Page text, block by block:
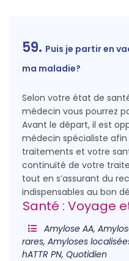
59. Puis je partir en
ma maladie?
Selon votre état de
médecin vous pourrez
Avant le départ, il est
médecin spécialiste
traitements et votre
continuité de votre
tout en s’assurant du
indispensables au bon
Santé : Voyage
Amylose AA,
rares, Amyloses
hATTR PN, Quotidien